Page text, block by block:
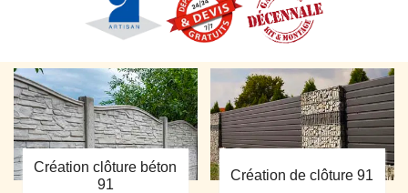
Création clôture béton
91
Création de clôture 91